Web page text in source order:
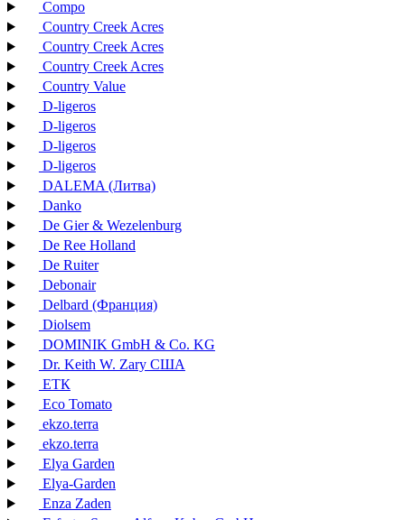
Compo
Country Creek Acres
Country Creek Acres
Country Creek Acres
Country Value
D-ligeros
D-ligeros
D-ligeros
D-ligeros
DALEMA (Литва)
Danko
De Gier & Wezelenburg
De Ree Holland
De Ruiter
Debonair
Delbard (Франция)
Diolsem
DOMINIK GmbH & Co. KG
Dr. Keith W. Zary США
EТК
Eco Tomato
ekzo.terra
ekzo.terra
Elya Garden
Elya-Garden
Enza Zaden